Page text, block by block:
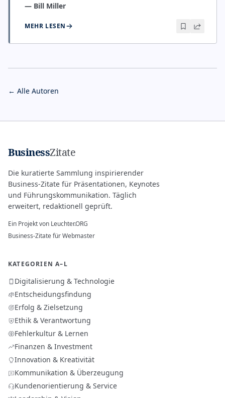
— Bill Miller
MEHR LESEN
← Alle Autoren
BusinessZitate
Die kuratierte Sammlung inspirierender
Business-Zitate für Präsentationen, Keynotes
und Führungskommunikation. Täglich
erweitert, redaktionell geprüft.
Ein Projekt von Leuchter.ORG
Business-Zitate für Webmaster
KATEGORIEN A–L
Digitalisierung & Technologie
Entscheidungsfindung
Erfolg & Zielsetzung
Ethik & Verantwortung
Fehlerkultur & Lernen
Finanzen & Investment
Innovation & Kreativität
Kommunikation & Überzeugung
Kundenorientierung & Service